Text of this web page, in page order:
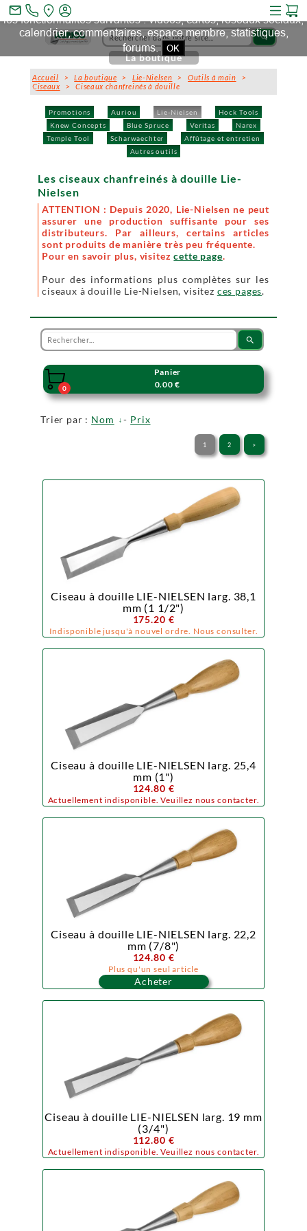
search
Promotions Auriou Lie-Nielsen
Hock Tools
Knew Concepts
Blue Spruce Veritas
Narex
Temple Tool
Scharwaechter
Affûtage et entretien
Autres outils
La boutique
Accueil >La boutique >Lie-Nielsen >Outils à main >
Ciseaux > Ciseaux chanfreinés à douille
Les ciseaux chanfreinés à douille Lie-
Nielsen
ATTENTION : Depuis 2020, Lie-Nielsen ne peut
assurer une production suffisante pour ses
distributeurs. Par ailleurs, certains articles
sont produits de manière très peu fréquente.
Pour en savoir plus, visitezcette page.
Pour des informations plus complètes sur les
ciseaux à douille Lie-Nielsen, visitez ces pages.
search

0
Panier
0.00 €
Trier par : Nom - Prix
1 2 >
Ciseau à douille LIE-NIELSEN larg. 38,1
mm (1 1/2")
175.20 €
Indisponible jusqu'à nouvel ordre. Nous consulter.
Ciseau à douille LIE-NIELSEN larg. 25,4
mm (1")
124.80 €
Actuellement indisponible. Veuillez nous contacter.
Ciseau à douille LIE-NIELSEN larg. 22,2
mm (7/8")
124.80 €
Plus qu'un seul article
Acheter
Ciseau à douille LIE-NIELSEN larg. 19 mm
(3/4")
112.80 €
Actuellement indisponible. Veuillez nous contacter.
mail_outline
Ce site et des sites tiers qu'il utilise collectent des cookies pour
les fonctionnalités suivantes : vidéos, cartes, réseaux sociaux,
calendrier, commentaires, espace membre, statistiques,
forums. OK